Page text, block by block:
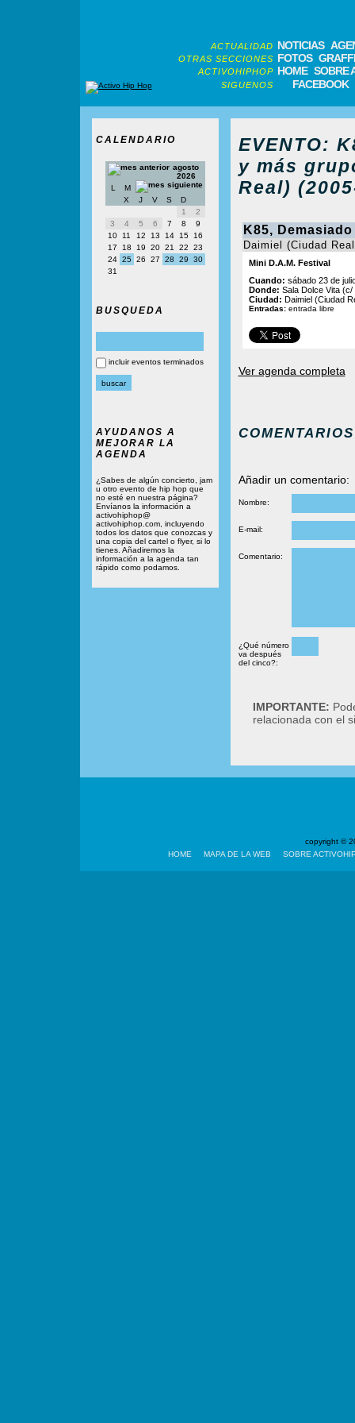
ACTUALIDAD NOTICIAS
OTRAS SECCIONES FOTOS
ACTIVOHIPHOP HOME SOBRE
SIGUENOS FACEBOOK
CALENDARIO
agosto
2026
L
M
X
J V S
D
1
2
3
4 5 6 7 8
9
10
11 12 13 14 15
16
17
18 19 20 21 22
23
24 25 26 27 28 29
30
31
BUSQUEDA
incluir eventos terminados
AYUDANOS A
MEJORAR LA
AGENDA
¿Sabes de algún concierto, jam
u otro evento de hip hop que
no esté en nuestra página?
Envíanos la información a
activohiphop@
activohiphop.com, incluyendo
todos los datos que conozcas y
una copia del cartel o flyer, si lo
tienes. Añadiremos la
información a la agenda tan
rápido como podamos.
EVENTO:
y más
Real)
K85,
Daimiel (Ciudad
Mini D.A.M. Festival
Cuando: sábado 23 de
Donde: Sala Dolce Vita
Ciudad: Daimiel (Ciudad
Entradas: entrada libre
Ver agenda completa
COMENTARIOS
Añadir un comentario:
Nombre:
E-mail:
Comentario:
¿Qué número
va después
del cinco?:
IMPORTANTE:
relacionada con el
copyright ©
HOME
MAPA DE LA WEB SOBRE